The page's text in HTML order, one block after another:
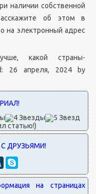
наличии собственной
об этом в
на электронный адрес
какой страны-
26 апреля, 2024by
статью!)